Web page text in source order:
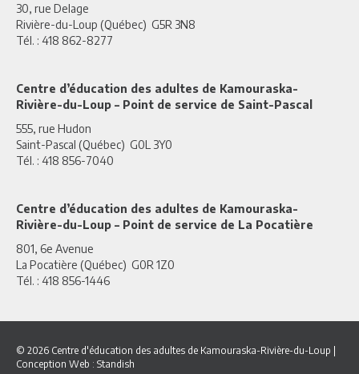
30, rue Delage
Rivière-du-Loup (Québec) G5R 3N8
Tél. : 418 862-8277
Centre d’éducation des adultes de Kamouraska-
Rivière-du-Loup – Point de service de Saint-Pascal
555, rue Hudon
Saint-Pascal (Québec) G0L 3Y0
Tél. : 418 856-7040
Centre d’éducation des adultes de Kamouraska-
Rivière-du-Loup – Point de service de La Pocatière
801, 6e Avenue
La Pocatière (Québec) G0R 1Z0
Tél. : 418 856-1446
© 2026 Centre d'éducation des adultes de Kamouraska-Rivière-du-Loup
Conception Web : Standish